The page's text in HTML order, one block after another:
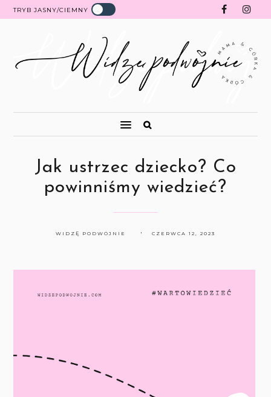
TRYB JASNY/CIEMNY
Jak ustrzec dziecko? Co
powinniśmy wiedzieć?
WIDZĘ PODWÓJNIE CZERWCA 12, 2023